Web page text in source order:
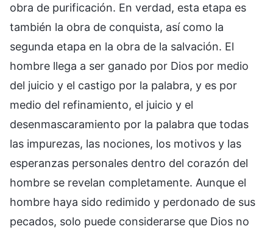
obra de purificación. En verdad, esta etapa es
también la obra de conquista, así como la
segunda etapa en la obra de la salvación. El
hombre llega a ser ganado por Dios por medio
del juicio y el castigo por la palabra, y es por
medio del refinamiento, el juicio y el
desenmascaramiento por la palabra que todas
las impurezas, las nociones, los motivos y las
esperanzas personales dentro del corazón del
hombre se revelan completamente. Aunque el
hombre haya sido redimido y perdonado de sus
pecados, solo puede considerarse que Dios no